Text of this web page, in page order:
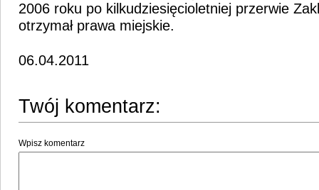
2006 roku po kilkudziesięcioletniej przerwie
otrzymał prawa miejskie.
06.04.2011
Twój komentarz:
Wpisz komentarz